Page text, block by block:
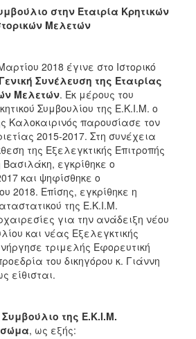
στην Εταιρία Κρητικών
Μελετών
2018 έγινε στο Ιστορικό
Γενική Συνέλευση της Εταιρίας
Μελετών. Εκ μέρους του
Συμβουλίου της Ε.Κ.Ι.Μ. ο
Καλοκαιρινός παρουσίασε τον
2015-2017. Στη συνέχεια
της Εξελεγκτικής Επιτροπής
εγκρίθηκε ο
και ψηφίσθηκε ο
2018. Επίσης, εγκρίθηκε η
της Ε.Κ.Ι.Μ.
για την ανάδειξη νέου
και νέας Εξελεγκτικής
τριμελής Εφορευτική
του δικηγόρου κ. Γιάννη
είθισται.
Συμβούλιο της Ε.Κ.Ι.Μ.
σώμα, ως εξής: